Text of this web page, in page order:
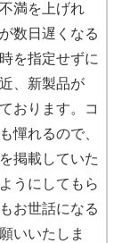
満を上げれ
数日遅くなる
を指定せずに
、新製品が
おります。コ
憚れるので、
掲載していた
うにしてもら
お世話になる
いいたしま